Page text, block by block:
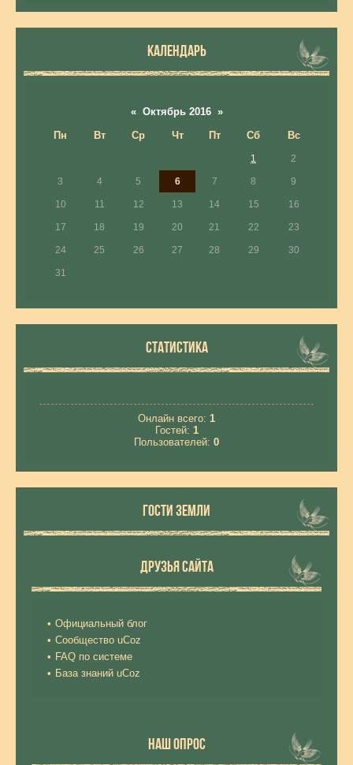
КАЛЕНДАРЬ
« Октябрь 2016 »
Пн
Вт Ср Чт Пт Сб Вс
1 2
3 4 5 6 7 8 9
10 11 12 13 14 15 16
17 18 19 20 21 22 23
24 25 26 27 28 29 30
31
СТАТИСТИКА
Онлайн всего: 1
Гостей: 1
Пользователей: 0
ГОСТИ ЗЕМЛИ
ДРУЗЬЯ САЙТА
Официальный блог
Сообщество uCoz
FAQ по системе
База знаний uCoz
НАШ ОПРОС